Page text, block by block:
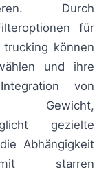
Durch
für
trucking können
und ihre
von
Gewicht,
gezielte
Abhängigkeit
starren